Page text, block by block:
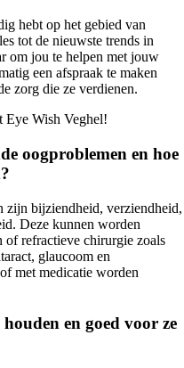
hebt op het gebied van
tot de nieuwste trends in
om jou te helpen met jouw
een afspraak te maken
zorg die ze verdienen.
Eye Wish Veghel!
oogproblemen en hoe
zijn bijziendheid, verziendheid,
Deze kunnen worden
of refractieve chirurgie zoals
glaucoom en
met medicatie worden
en goed voor ze